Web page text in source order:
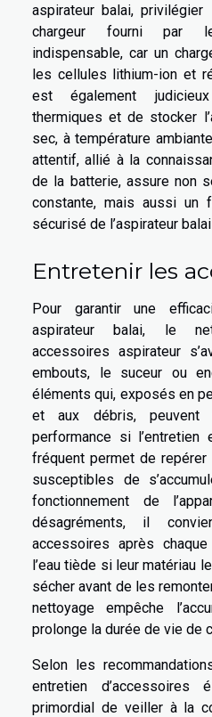
aspirateur balai, privilégier
chargeur fourni par
indispensable, car un
les cellules lithium-ion et
est également
thermiques et de stocker
sec, à température
attentif, allié à la
de la batterie, assure non
constante, mais aussi un
sécurisé de l’aspirateur
Entretenir les
Pour garantir une
aspirateur balai, le
accessoires aspirateur
embouts, le suceur ou
éléments qui, exposés en
et aux débris, peuvent
performance si l’entretien
fréquent permet de
susceptibles de
fonctionnement de
désagréments, il
accessoires après
l’eau tiède si leur matériau
sécher avant de les
nettoyage empêche
prolonge la durée de vie de
Selon les
entretien d’accessoires
primordial de veiller à la